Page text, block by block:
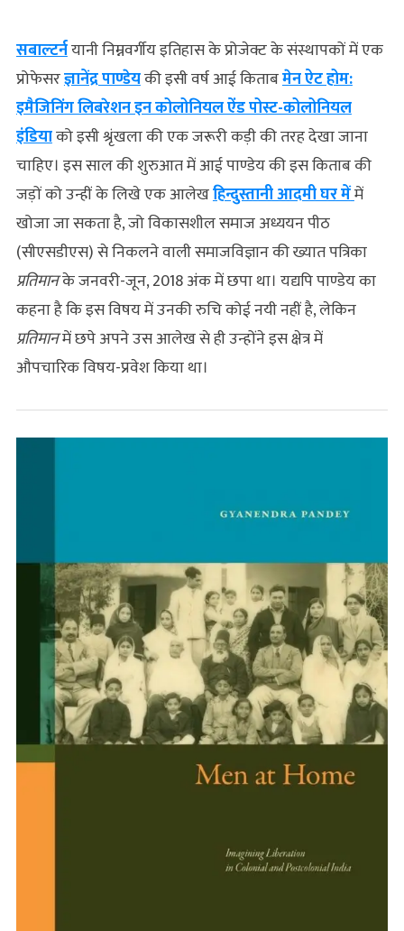
सबाल्‍टर्नयानी निम्नवर्गीय इतिहास के प्रोजेक्ट के संस्थापकों में एक
प्रोफेसरज्ञानेंद्र पाण्डेयकी इसी वर्ष आई किताबमेन ऐट होम:
इमैजिनिंग लिबरेशन इन कोलोनियल ऐंड पोस्ट-कोलोनियल
इंडियाको इसी श्रृंखला की एक जरूरी कड़ी की तरह देखा जाना
चाहिए। इस साल की शुरुआत में आई पाण्डेय की इस किताब की
जड़ों को उन्हीं के लिखे एक आलेखहिन्दुस्तानी आदमी घर मेंमें
खोजा जा सकता है, जो विकासशील समाज अध्ययन पीठ
(सीएसडीएस) से निकलने वाली समाजविज्ञान की ख्यात पत्रिका
प्रतिमानके जनवरी-जून, 2018 अंक में छपा था। यद्यपि पाण्डेय का
कहना है कि इस विषय में उनकी रुचि कोई नयी नहीं है, लेकिन
प्रतिमानमें छपे अपने उस आलेख से ही उन्होंने इस क्षेत्र में
औपचारिक विषय-प्रवेश किया था।